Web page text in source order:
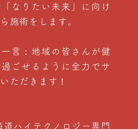
なりたい未来」に向け
施術をします。
言：地域の皆さんが健
ごせるように全力でサ
ただきます！
ハイテクノロジー専門